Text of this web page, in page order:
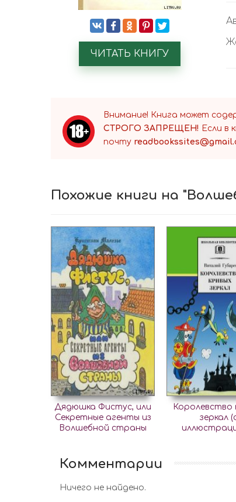
ЧИТАТЬ КНИГУ
Внимание! Книга может
СТРОГО ЗАПРЕЩЕН! Если в
почту
Похожие книги на
Дядюшка Фистус, или
Секретные агенты из
Волшебной страны
Королевство
зеркал
Комментарии
Ничего не найдено.